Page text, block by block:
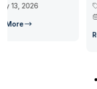
Actualités